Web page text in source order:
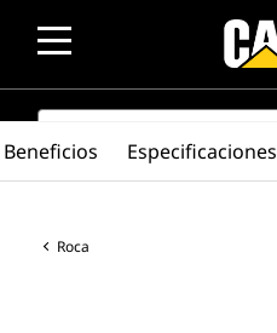
SEARCH
Roca
Beneficios Especificaciones